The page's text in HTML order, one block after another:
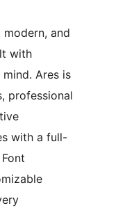
and
with
Ares is
professional
with a full-